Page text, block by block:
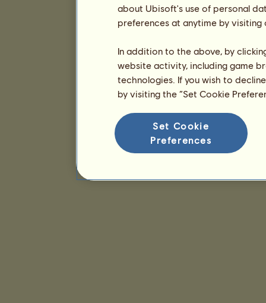
about Ubisoft's use of personal
preferences at anytime by
In addition to the above, by
website activity, including game
technologies. If you wish to
by visiting the “Set Cookie
Set Cookie
Preferences